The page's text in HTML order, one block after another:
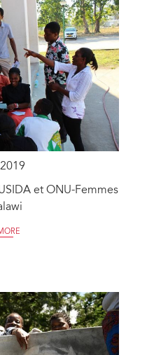
et ONU-Femmes